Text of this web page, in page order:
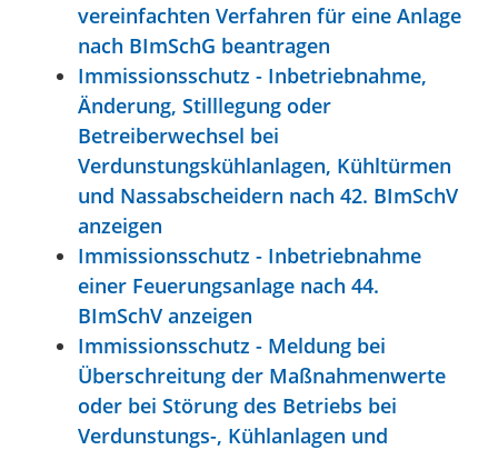
vereinfachten Verfahren für eine Anlage
nach BImSchG beantragen
Immissionsschutz - Inbetriebnahme,
Änderung, Stilllegung oder
Betreiberwechsel bei
Verdunstungskühlanlagen, Kühltürmen
und Nassabscheidern nach 42. BImSchV
anzeigen
Immissionsschutz - Inbetriebnahme
einer Feuerungsanlage nach 44.
BImSchV anzeigen
Immissionsschutz - Meldung bei
Überschreitung der Maßnahmenwerte
oder bei Störung des Betriebs bei
Verdunstungs-, Kühlanlagen und